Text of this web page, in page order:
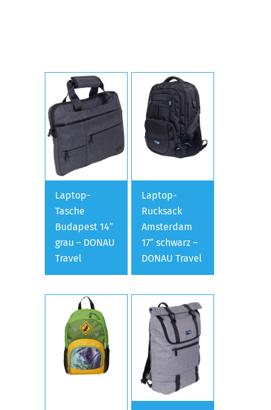
Laptop-
Tasche
Budapest 14″
grau – DONAU
Travel
Laptop-
Rucksack
Amsterdam
17″ schwarz –
DONAU Travel